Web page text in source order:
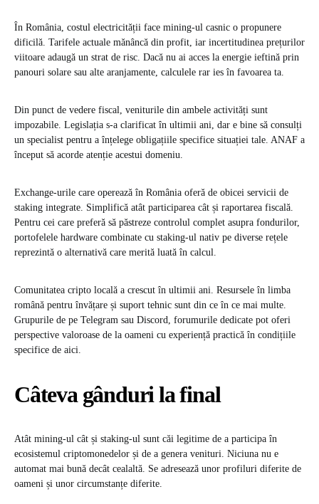
În România, costul electricității face mining-ul casnic o propunere
dificilă. Tarifele actuale mănâncă din profit, iar incertitudinea prețurilor
viitoare adaugă un strat de risc. Dacă nu ai acces la energie ieftină prin
panouri solare sau alte aranjamente, calculele rar ies în favoarea ta.
Din punct de vedere fiscal, veniturile din ambele activități sunt
impozabile. Legislația s-a clarificat în ultimii ani, dar e bine să consulți
un specialist pentru a înțelege obligațiile specifice situației tale. ANAF a
început să acorde atenție acestui domeniu.
Exchange-urile care operează în România oferă de obicei servicii de
staking integrate. Simplifică atât participarea cât și raportarea fiscală.
Pentru cei care preferă să păstreze controlul complet asupra fondurilor,
portofelele hardware combinate cu staking-ul nativ pe diverse rețele
reprezintă o alternativă care merită luată în calcul.
Comunitatea cripto locală a crescut în ultimii ani. Resursele în limba
română pentru învățare și suport tehnic sunt din ce în ce mai multe.
Grupurile de pe Telegram sau Discord, forumurile dedicate pot oferi
perspective valoroase de la oameni cu experiență practică în condițiile
specifice de aici.
Câteva gânduri la final
Atât mining-ul cât și staking-ul sunt căi legitime de a participa în
ecosistemul criptomonedelor și de a genera venituri. Niciuna nu e
automat mai bună decât cealaltă. Se adresează unor profiluri diferite de
oameni și unor circumstanțe diferite.